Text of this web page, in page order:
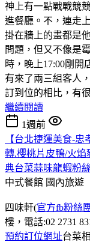
神上有一點戰戰競
進餐廳。不，連走
掛在牆上的畫都是
問題，但又不像是
時，晚上17:00剛開
有來了兩三組客人
訂到位的相比，有
繼續閱讀
1週前
【台北捷運美食-
轉.櫻桃片皮鴨/火焰
典台菜蒜味龍蝦粉絲
中式餐館 國內旅遊
四味軒(官方fb粉絲
樓，電話:02 2731
預約訂位網址台菜